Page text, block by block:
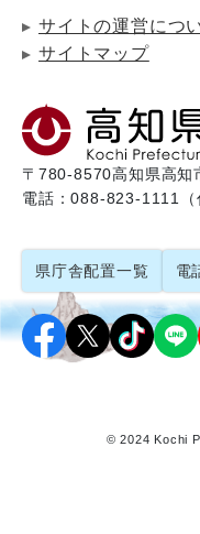
サイトの運営につ
サイトマップ
〒780-8570高知県高知
電話：088-823-1111（
県庁舎配置一覧 電
© 2024 Kochi